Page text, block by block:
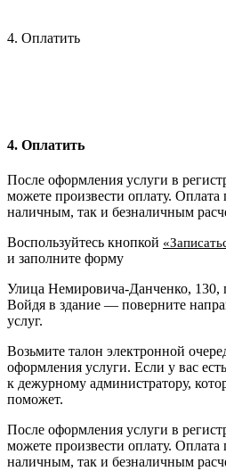
4. Оплатить
4. Оплатить
После оформления услуги в
можете произвести оплату. Оплата
наличным, так и безналичным
Воспользуйтесь кнопкой
и заполните форму
Улица Немировича-Данченко, 130,
Войдя в здание — поверните
услуг.
Возьмите талон электронной
оформления услуги. Если у вас
к дежурному администратору,
поможет.
После оформления услуги в
можете произвести оплату. Оплата
наличным, так и безналичным